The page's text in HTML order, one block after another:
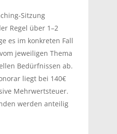
Sitzung
Regel über 1–2
es im konkreten Fall
jeweiligen Thema
Bedürfnissen ab.
liegt bei 140€
Mehrwertsteuer.
werden anteilig